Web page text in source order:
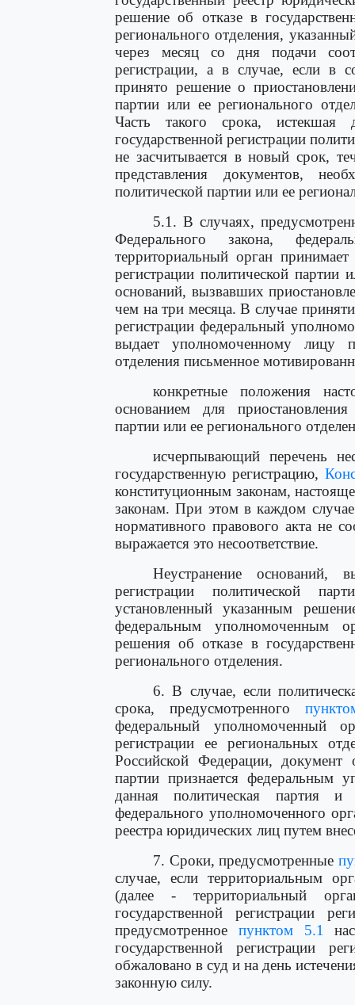
решение об отказе в
регионального отделения,
через месяц со дня подачи
регистрации, а в случае, если в
принято решение о
партии или ее регионального
Часть такого срока, истекшая
государственной регистрации
не засчитывается в новый срок,
представления документов,
политической партии или ее
5.1. В случаях,
Федерального закона,
территориальный орган
регистрации политической партии
оснований, вызвавших
чем на три месяца. В случае
регистрации федеральный
выдает уполномоченному лицу
отделения письменное
конкретные положения
основанием для приостановления
партии или ее регионального
исчерпывающий перечень
государственную регистрацию,
конституционным законам,
законам. При этом в каждом
нормативного правового акта не
выражается это несоответствие.
Неустранение оснований,
регистрации политической
установленный указанным
федеральным уполномоченным
решения об отказе в
регионального отделения.
6. В случае, если
срока, предусмотренного
федеральный уполномоченный
регистрации ее региональных
Российской Федерации, документ
партии признается федеральным
данная политическая партия
федерального уполномоченного
реестра юридических лиц путем
7. Сроки, предусмотренные
случае, если территориальным
(далее - территориальный
государственной регистрации
предусмотренное пунктом 5.1
государственной регистрации
обжаловано в суд и на день
законную силу.